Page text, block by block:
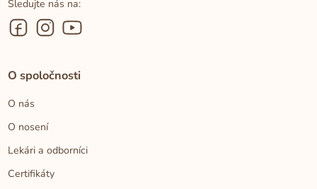
Sledujte nás na:
O spoločnosti
O nás
O nosení
Lekári a odborníci
Certifikáty